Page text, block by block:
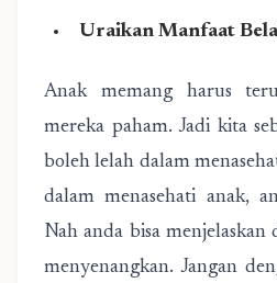
Uraikan Manfaat
Anak memang harus
mereka paham. Jadi kita
boleh lelah dalam
dalam menasehati anak,
Nah anda bisa menjelaskan
menyenangkan. Jangan